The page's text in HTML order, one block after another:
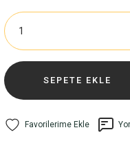
SEPETE EKLE